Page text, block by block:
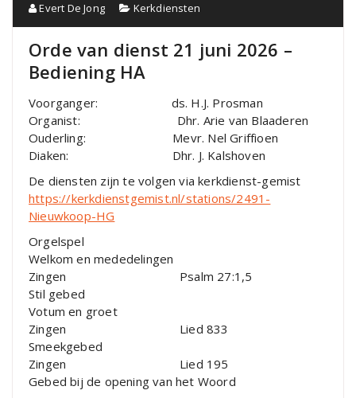
Evert De Jong Kerkdiensten
Orde van dienst 21 juni 2026 –
Bediening HA
Voorganger: ds. H.J. Prosman
Organist: Dhr. Arie van Blaaderen
Ouderling: Mevr. Nel Griffioen
Diaken: Dhr. J. Kalshoven
De diensten zijn te volgen via kerkdienst-gemist
https://kerkdienstgemist.nl/stations/2491-
Nieuwkoop-HG
Orgelspel
Welkom en mededelingen
Zingen Psalm 27:1,5
Stil gebed
Votum en groet
Zingen Lied 833
Smeekgebed
Zingen Lied 195
Gebed bij de opening van het Woord